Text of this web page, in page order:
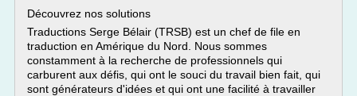
Découvrez nos solutions
Traductions Serge Bélair (TRSB) est un chef de file en
traduction en Amérique du Nord. Nous sommes
constamment à la recherche de professionnels qui
carburent aux défis, qui ont le souci du travail bien fait, qui
sont générateurs d'idées et qui ont une facilité à travailler